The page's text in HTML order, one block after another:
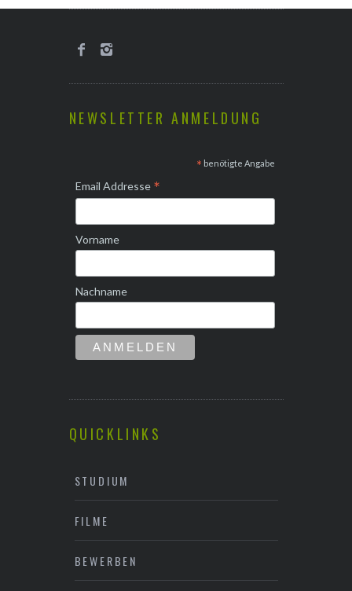
NEWSLETTER ANMELDUNG
* benötigte Angabe
Email Addresse *
Vorname
Nachname
QUICKLINKS
STUDIUM
FILME
BEWERBEN